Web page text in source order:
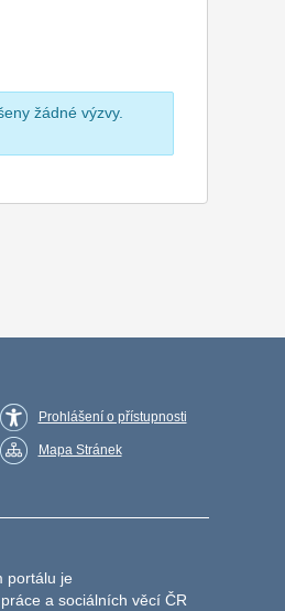
žádné výzvy.
Prohlášení o přístupnosti
Mapa Stránek
portálu je
a sociálních věcí ČR